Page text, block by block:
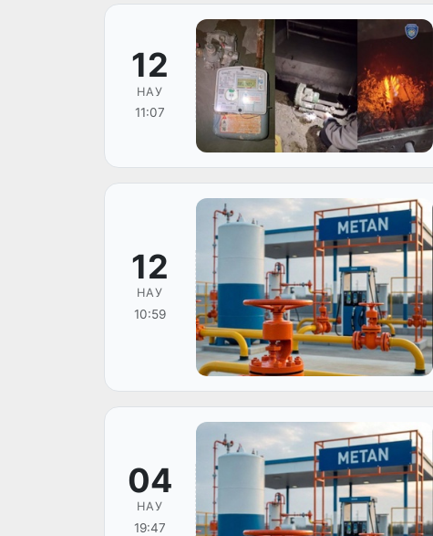
12
НАУ
11:07
12
НАУ
10:59
04
НАУ
19:47